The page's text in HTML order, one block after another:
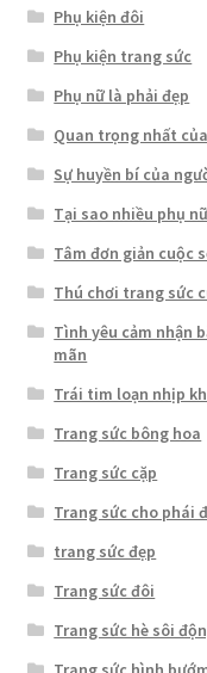
Phụ kiện đôi
Phụ kiện trang sức
Phụ nữ là phải đẹp
Quan trọng nhất
Sự huyền bí của
Tại sao nhiều phụ
Tâm đơn giản cuộc
Thú chơi trang sức
Tình yêu cảm nhận
mãn
Trái tim loạn nhịp
Trang sức bông hoa
Trang sức cặp
Trang sức cho phái
trang sức đẹp
Trang sức đôi
Trang sức hè sôi